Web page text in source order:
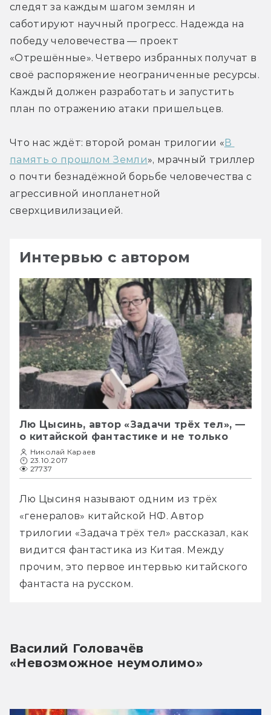
следят за каждым шагом землян и
саботируют научный прогресс. Надежда на
победу человечества — проект
«Отрешённые». Четверо избранных получат в
своё распоряжение неограниченные ресурсы.
Каждый должен разработать и запустить
план по отражению атаки пришельцев.
Что нас ждёт: второй роман трилогии «В
память о прошлом Земли», мрачный триллер
о почти безнадёжной борьбе человечества с
агрессивной инопланетной
сверхцивилизацией.
Интервью с автором
Лю Цысинь, автор «Задачи трёх тел», —
о китайской фантастике и не только
Николай Караев
23.10.2017
27737
Лю Цысиня называют одним из трёх
«генералов» китайской НФ. Автор
трилогии «Задача трёх тел» рассказал, как
видится фантастика из Китая. Между
прочим, это первое интервью китайского
фантаста на русском.
Василий Головачёв
«Невозможное неумолимо»